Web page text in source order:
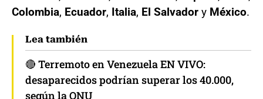
Colombia, Ecuador, Italia, El Salvador y México.
Lea también
🔴 Terremoto en Venezuela EN VIVO:
desaparecidos podrían superar los 40.000,
según la ONU